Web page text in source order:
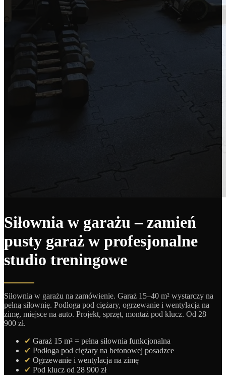
Siłownia w garażu – zamień
pusty garaż w profesjonalne
studio treningowe
Siłownia w garażu na zamówienie. Garaż 15–40 m² wystarczy na
pełną siłownię. Podłoga pod ciężary, ogrzewanie i wentylacja na
zimę, miejsce na auto. Projekt, sprzęt, montaż pod klucz. Od 28
900 zł.
✔ Garaż 15 m² = pełna siłownia funkcjonalna
✔ Podłoga pod ciężary na betonowej posadzce
✔ Ogrzewanie i wentylacja na zimę
✔ Pod klucz od 28 900 zł